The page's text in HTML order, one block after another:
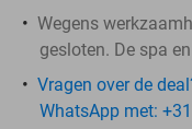
Wegens
gesloten. De spa
Vragen over de
WhatsApp met: